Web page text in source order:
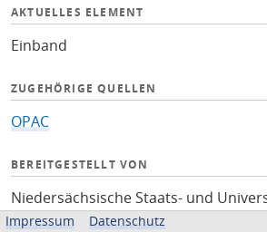
AKTUELLES ELEMENT
Einband
ZUGEHÖRIGE QUELLEN
OPAC
BEREITGESTELLT VON
Niedersächsische Staats- und
Göttingen
Impressum Datenschutz